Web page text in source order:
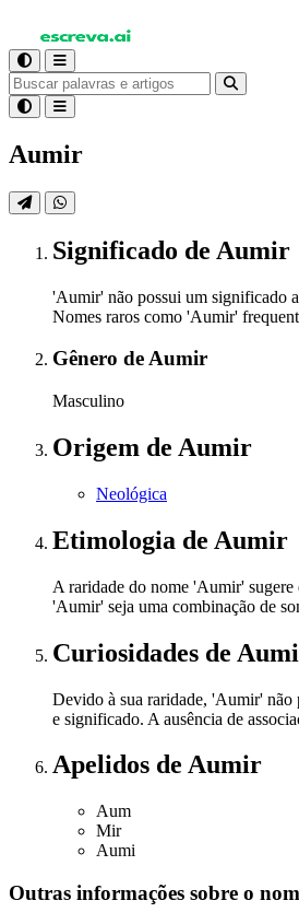
Aumir
Significado de Aumir
'Aumir' não possui um significado
Nomes raros como 'Aumir'
Gênero de Aumir
Masculino
Origem de Aumir
Neológica
Etimologia de Aumir
A raridade do nome 'Aumir' sugere
'Aumir' seja uma combinação de
Curiosidades de
Devido à sua raridade, 'Aumir' não
e significado. A ausência de
Apelidos de Aumir
Aum
Mir
Aumi
Outras informações sobre o